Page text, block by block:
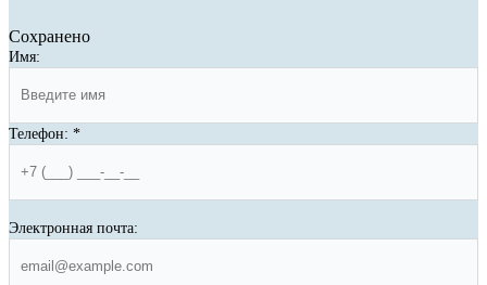
Сохранено
Имя:
Телефон: *
Электронная почта: